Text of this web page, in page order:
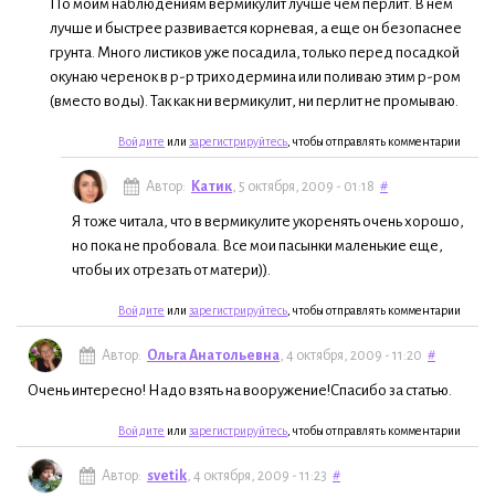
По моим наблюдениям вермикулит лучше чем перлит. В нем
лучше и быстрее развивается корневая, а еще он безопаснее
грунта. Много листиков уже посадила, только перед посадкой
окунаю черенок в р-р триходермина или поливаю этим р-ром
(вместо воды). Так как ни вермикулит, ни перлит не промываю.
Войдите или зарегистрируйтесь , чтобы отправлять комментарии
Автор: Катик, 5 октября, 2009 - 01:18 #
Я тоже читала, что в вермикулите укоренять очень хорошо,
но пока не пробовала. Все мои пасынки маленькие еще,
чтобы их отрезать от матери)).
Войдите или зарегистрируйтесь , чтобы отправлять комментарии
Автор: Ольга Анатольевна, 4 октября, 2009 - 11:20 #
Очень интересно! Надо взять на вооружение!Спасибо за статью.
Войдите или зарегистрируйтесь , чтобы отправлять комментарии
Автор: svetik, 4 октября, 2009 - 11:23 #